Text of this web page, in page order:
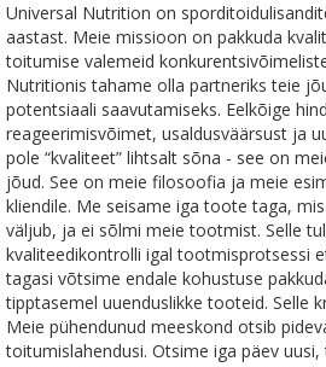
Universal Nutrition on
aastast. Meie missioon on pakkuda
toitumise valemeid
Nutritionis tahame olla partneriks teie
potentsiaali saavutamiseks. Eelkõige
reageerimisvõimet, usaldusväärsust ja
pole “kvaliteet” lihtsalt sõna - see on
jõud. See on meie filosoofia ja meie
kliendile. Me seisame iga toote taga,
väljub, ja ei sõlmi meie tootmist. Selle
kvaliteedikontrolli igal tootmisprotsessi
tagasi võtsime endale kohustuse
tipptasemel uuenduslikke tooteid. Selle
Meie pühendunud meeskond otsib
toitumislahendusi. Otsime iga päev